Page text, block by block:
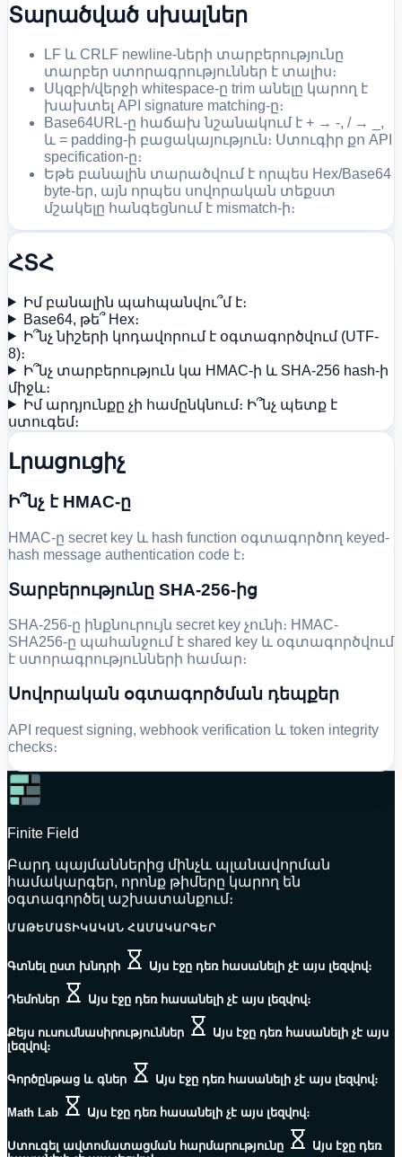
Տարածված սխալներ
LF և CRLF newline-ների տարբերությունը
տարբեր ստորագրություններ է տալիս։
Սկզբի/վերջի whitespace-ը trim անելը կարող է
խախտել API signature matching-ը։
Base64URL-ը հաճախ նշանակում է + → -, / → _,
և = padding-ի բացակայություն։ Ստուգիր քո API
specification-ը։
Եթե բանալին տարածվում է որպես Hex/Base64
byte-եր, այն որպես սովորական տեքստ
մշակելը հանգեցնում է mismatch-ի։
ՀՏՀ
Իմ բանալին պահպանվու՞մ է։
Base64, թե՞ Hex։
Ի՞նչ նիշերի կոդավորում է օգտագործվում (UTF-
8)։
Ի՞նչ տարբերություն կա HMAC-ի և SHA-256 hash-ի
միջև։
Իմ արդյունքը չի համընկնում։ Ի՞նչ պետք է
ստուգեմ։
Լրացուցիչ
Ի՞նչ է HMAC-ը
HMAC-ը secret key և hash function օգտագործող keyed-
hash message authentication code է։
Տարբերությունը SHA-256-ից
SHA-256-ը ինքնուրույն secret key չունի։ HMAC-
SHA256-ը պահանջում է shared key և օգտագործվում
է ստորագրությունների համար։
Սովորական օգտագործման դեպքեր
API request signing, webhook verification և token integrity
checks։
Finite Field
Բարդ պայմաններից մինչև պլանավորման
համակարգեր, որոնք թիմերը կարող են
օգտագործել աշխատանքում։
ՄԱԹԵՄԱՏԻԿԱԿԱՆ ՀԱՄԱԿԱՐԳԵՐ
Գտնել ըստ խնդրի Այս էջը դեռ հասանելի չէ այս լեզվով։
Դեմոներ Այս էջը դեռ հասանելի չէ այս լեզվով։
Քեյս ուսումնասիրություններ
Այս էջը դեռ հասանելի չէ այս
լեզվով։
Գործընթաց և գներ Այս էջը դեռ հասանելի չէ այս լեզվով։
Math Lab Այս էջը դեռ հասանելի չէ այս լեզվով։
Ստուգել ավտոմատացման հարմարությունը
Այս էջը դեռ